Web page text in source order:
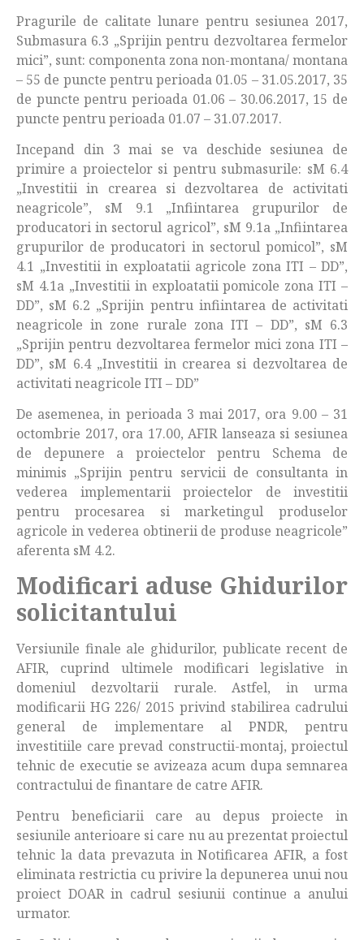
Pragurile de calitate lunare pentru sesiunea 2017,
Submasura 6.3 „Sprijin pentru dezvoltarea fermelor
mici”, sunt: componenta zona non-montana/ montana
– 55 de puncte pentru perioada 01.05 – 31.05.2017, 35
de puncte pentru perioada 01.06 – 30.06.2017, 15 de
puncte pentru perioada 01.07 – 31.07.2017.
Incepand din 3 mai se va deschide sesiunea de
primire a proiectelor si pentru submasurile: sM 6.4
„Investitii in crearea si dezvoltarea de activitati
neagricole”, sM 9.1 „Infiintarea grupurilor de
producatori in sectorul agricol”, sM 9.1a „Infiintarea
grupurilor de producatori in sectorul pomicol”, sM
4.1 „Investitii in exploatatii agricole zona ITI – DD”,
sM 4.1a „Investitii in exploatatii pomicole zona ITI –
DD”, sM 6.2 „Sprijin pentru infiintarea de activitati
neagricole in zone rurale zona ITI – DD”, sM 6.3
„Sprijin pentru dezvoltarea fermelor mici zona ITI –
DD”, sM 6.4 „Investitii in crearea si dezvoltarea de
activitati neagricole ITI – DD”
De asemenea, in perioada 3 mai 2017, ora 9.00 – 31
octombrie 2017, ora 17.00, AFIR lanseaza si sesiunea
de depunere a proiectelor pentru Schema de
minimis „Sprijin pentru servicii de consultanta in
vederea implementarii proiectelor de investitii
pentru procesarea si marketingul produselor
agricole in vederea obtinerii de produse neagricole”
aferenta sM 4.2.
Modificari aduse Ghidurilor
solicitantului
Versiunile finale ale ghidurilor, publicate recent de
AFIR, cuprind ultimele modificari legislative in
domeniul dezvoltarii rurale. Astfel, in urma
modificarii HG 226/ 2015 privind stabilirea cadrului
general de implementare al PNDR, pentru
investitiile care prevad constructii-montaj, proiectul
tehnic de executie se avizeaza acum dupa semnarea
contractului de finantare de catre AFIR.
Pentru beneficiarii care au depus proiecte in
sesiunile anterioare si care nu au prezentat proiectul
tehnic la data prevazuta in Notificarea AFIR, a fost
eliminata restrictia cu privire la depunerea unui nou
proiect DOAR in cadrul sesiunii continue a anului
urmator.